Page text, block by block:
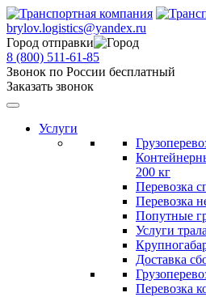
brylov.logistics@yandex.ru
Город отправки
8 (800) 511-61-85
Звонок по России бесплатный
Заказать звонок
Услуги
200 кг
Перевозка
Перевозка
Попутные
Услуги трала
Доставка
Перевозка